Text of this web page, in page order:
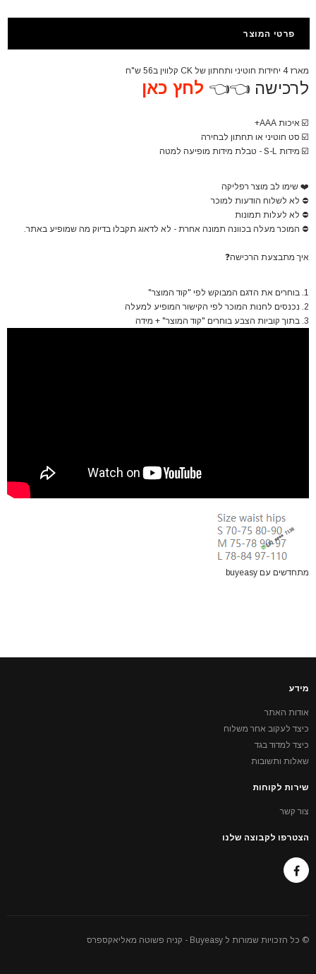
פרטי המוצר
מארז 4 יחידות חוטיני ותחתון של CK קלווין ב56 ש"ח
לרכישה 👈👈 לחץ כאן
☑️ איכות AAA+
☑️ סט חוטיני או תחתון לבחירה
☑️ מידות S-L - טבלת מידות מופיעה למטה
❤️ שימו לב מוצר רפליקה
⛔ לא לשלוח הודעות למוכר
⛔ לא לעלות תמונות
⛔ המוכר מעלה בכוונה תמונה אחרת - לא לדאוג תקבלו בדיוק מה שמופיע באתר.
איך מתבצעת הרכישה❓
1. בוחרים את הדגם המבוקש לפי "קוד המוצר"
2. נכנסים לחנות המוכר לפי הקישור המופיע למעלה
3. בתוך קוביות הצבע בוחרים "קוד המוצר" + מידה
מתחדשים עם buyeasy
מידע
אודות האתר
כיצד לעקוב אחר משלוח
כיצד למדוד בגד
שאלות ותשובות
שירות לקוחות
צור קשר
הצטרפו לקבוצה שלנו
© כל הזכויות שמורות ל Buyeasy - קניה פשוטה מאליאקספרס